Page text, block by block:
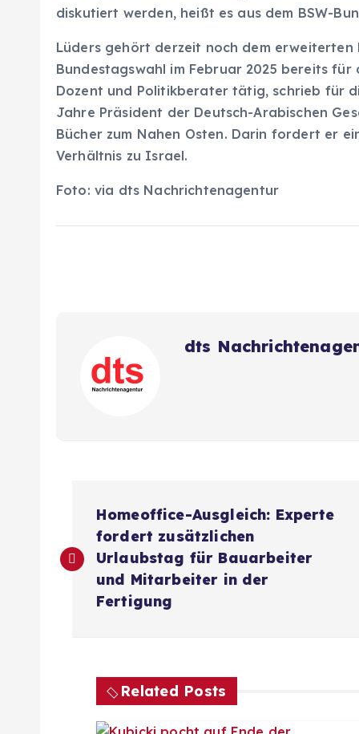
diskutiert werden, heißt es aus dem BSW-
Lüders gehört derzeit noch dem
Bundestagswahl im Februar 2025 bereits
Dozent und Politikberater tätig, schrieb für
Jahre Präsident der Deutsch-Arabischen
Bücher zum Nahen Osten. Darin fordert er
Verhältnis zu Israel.
Foto: via dts Nachrichtenagentur
dts
e
Homeoffice-Ausgleich: Experte
fordert zusätzlichen
Urlaubstag für Bauarbeiter
und Mitarbeiter in der
Fertigung
Related Posts